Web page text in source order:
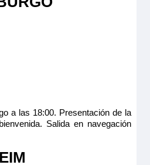
a las 18:00. Presentación de la
Salida en navegación